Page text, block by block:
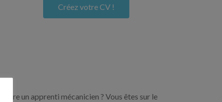
Créez votre CV !
un apprenti mécanicien ? Vous êtes sur le